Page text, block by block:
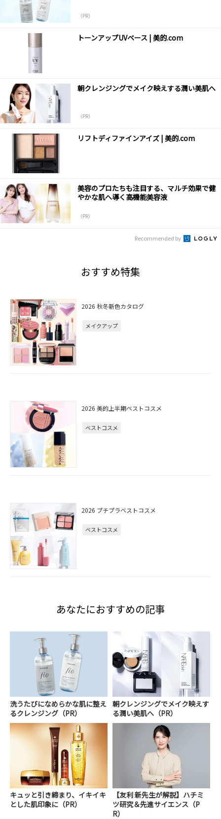
（PR）
トーンアップUVベース | 美的.com
朝クレンジングでメイク映えする潤い美肌へ
（PR）
リフトディファインアイズ | 美的.com
美容のプロたちも注目する、マルチ効果で健
やかな肌へ導く高機能美容液
（PR）
Recommended by
おすすめ特集
2026 秋冬新色カタログ
メイクアップ
2026 美的上半期ベストコスメ
ベストコスメ
2026 プチプラベストコスメ
ベストコスメ
あなたにおすすめの記事
洗うたびになめらかな肌に整え
るクレンジング（PR）
朝クレンジングでメイク映えす
る潤い美肌へ（PR）
キュッと引き締まり、イキイキ
とした肌印象に（PR）
【友利 新先生が解説】ハチミ
ツ研究＆先進サイエンス（P
R）